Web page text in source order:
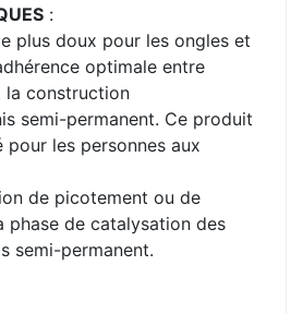
:
plus doux pour les ongles et
optimale entre
la construction
semi-permanent. Ce produit
pour les personnes aux
de picotement ou de
phase de catalysation des
semi-permanent.